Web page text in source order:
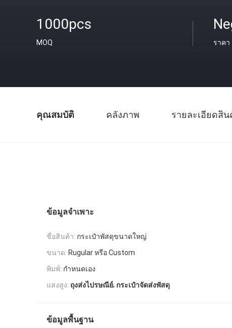
1000pcs
MOQ ราคา
คุณสมบัติ คลังภาพ รายละเอียดสิน
ข้อมูลจำเพาะ
ชื่อสินค้า: กระเป๋าพัสดุขนาดใหญ่
ขนาด: Rugular หรือ Custom
พิมพ์: กำหนดเอง
แสงสูง: ถุงส่งไปรษณีย์, กระเป๋าจัดส่งพัสดุ
ข้อมูลพื้นฐาน